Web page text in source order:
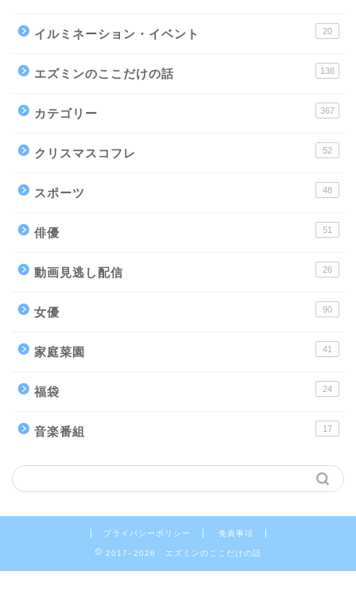
イルミネーション・イベント 20
エズミンのここだけの話 138
カテゴリー 367
クリスマスコフレ 52
スポーツ 48
俳優 51
動画見逃し配信 26
女優 90
家庭菜園 41
福袋 24
音楽番組 17
プライバシーポリシー 免責事項
2017–2026 エズミンのここだけの話